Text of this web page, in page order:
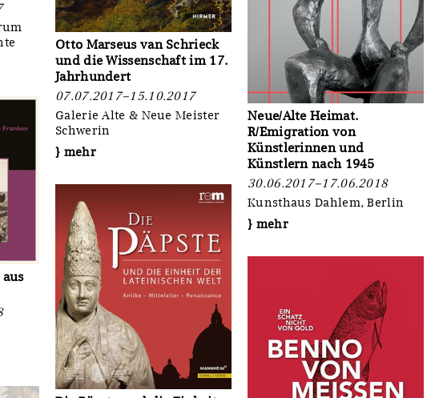
Otto Marseus van Schrieck
und die Wissenschaft im 17.
Jahrhundert
07.07.2017–15.10.2017
Galerie Alte & Neue Meister
Schwerin
} mehr
Neue/Alte Heimat.
R/Emigration von
Künstlerinnen und
Künstlern nach 1945
30.06.2017–17.06.2018
Kunsthaus Dahlem, Berlin
} mehr